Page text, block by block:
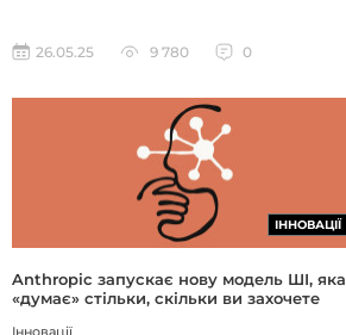
26.05.25 9 780 0
ІННОВАЦІЇ
Anthropic запускає нову модель ШІ, яка
«думає» стільки, скільки ви захочете